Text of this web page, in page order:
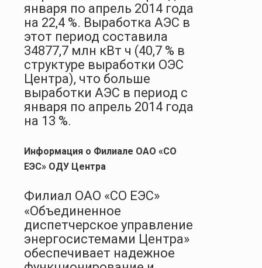
января по апрель 2014 года
на 22,4 %. Выработка АЭС в
этот период составила
34877,7 млн кВт ч (40,7 % в
структуре выработки ОЭС
Центра), что больше
выработки АЭС в период с
января по апрель 2014 года
на 13 %.
Информация о Филиале ОАО «СО
ЕЭС» ОДУ Центра
Филиал ОАО «СО ЕЭС»
«Объединенное
диспетчерское управление
энергосистемами Центра»
обеспечивает надежное